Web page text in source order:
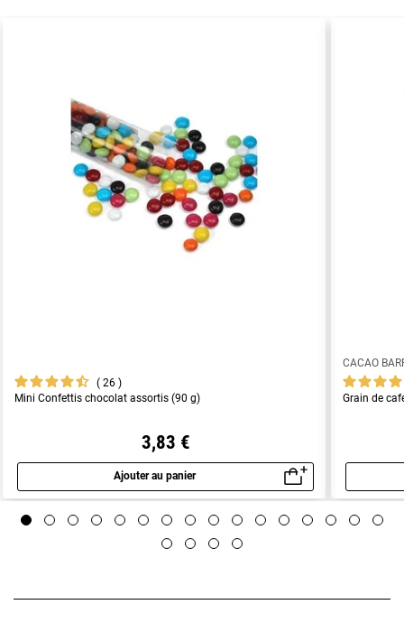
26
Mini Confettis chocolat assortis (90 g)
3,83 €
Ajouter au panier
Aperçu rapide
CACAO
Grain de